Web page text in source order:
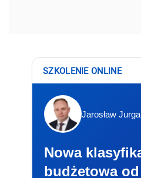
SZKOLENIE ONLINE
Jarosław Jurga
Nowa
budżetowa